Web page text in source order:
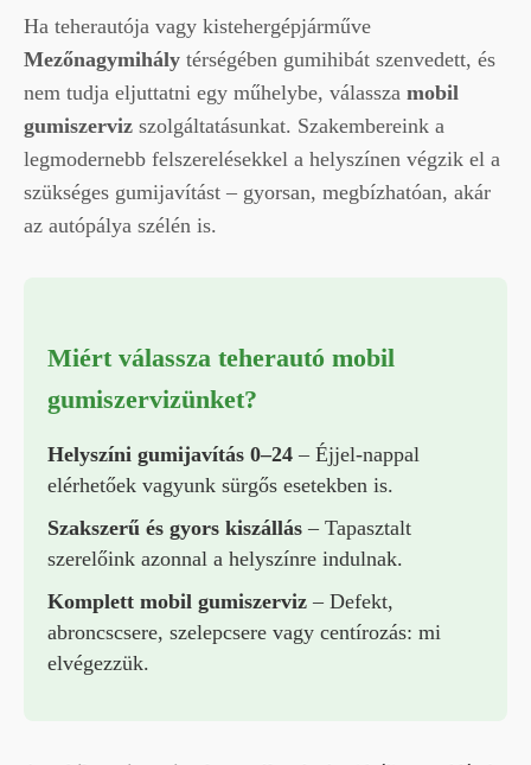
Ha teherautója vagy kistehergépjárműve
Mezőnagymihály térségében gumihibát szenvedett, és
nem tudja eljuttatni egy műhelybe, válassza mobil
gumiszerviz szolgáltatásunkat. Szakembereink a
legmodernebb felszerelésekkel a helyszínen végzik el a
szükséges gumijavítást – gyorsan, megbízhatóan, akár
az autópálya szélén is.
Miért válassza teherautó mobil
gumiszervizünket?
Helyszíni gumijavítás 0–24 – Éjjel-nappal
elérhetőek vagyunk sürgős esetekben is.
Szakszerű és gyors kiszállás – Tapasztalt
szerelőink azonnal a helyszínre indulnak.
Komplett mobil gumiszerviz – Defekt,
abroncscsere, szelepcsere vagy centírozás: mi
elvégezzük.